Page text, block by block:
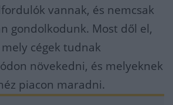
vannak, és nemcsak
gondolkodunk. Most dől el,
cégek tudnak
növekedni, és melyeknek
piacon maradni.